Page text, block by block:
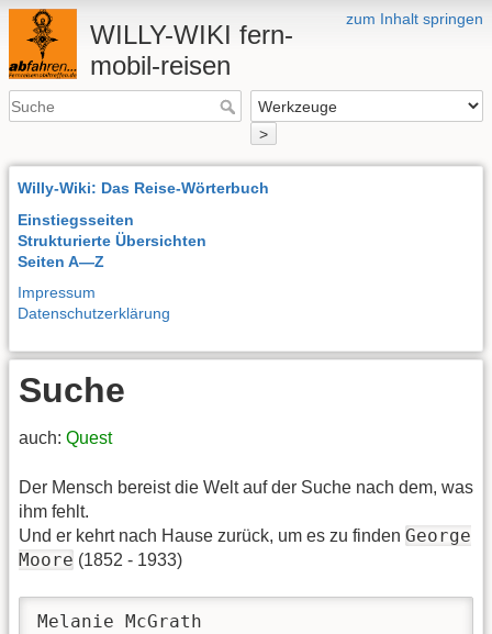
zum Inhalt springen
WILLY-WIKI fern-
mobil-reisen
>
Willy-Wiki: Das Reise-Wörterbuch
Einstiegsseiten
Strukturierte Übersichten
Seiten A—Z
Impressum
Datenschutzerklärung
Suche
auch: Quest
Der Mensch bereist die Welt auf der Suche nach dem, was
ihm fehlt.
Und er kehrt nach Hause zurück, um es zu finden George
Moore (1852 - 1933)
Melanie McGrath